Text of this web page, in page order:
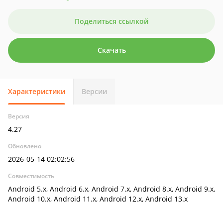
Поделиться ссылкой
Скачать
Характеристики Версии
Версия
4.27
Обновлено
2026-05-14 02:02:56
Совместимость
Android 5.x, Android 6.x, Android 7.x, Android 8.x, Android 9.x,
Android 10.x, Android 11.x, Android 12.x, Android 13.x